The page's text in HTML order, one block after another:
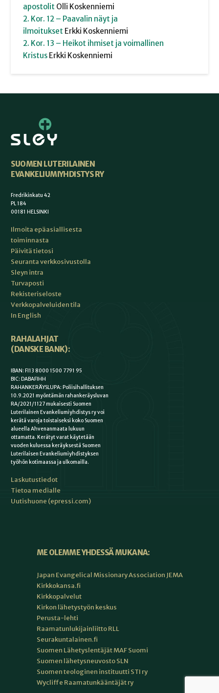
apostolit Olli Koskenniemi
2. Kor. 12 – Paavalin näyt ja
ilmoitukset Erkki Koskenniemi
2. Kor. 13 – Heikot ihmiset ja voimallinen
Kristus Erkki Koskenniemi
SUOMEN LUTERILAINEN
EVANKELIUMIYHDISTYS RY
Fredrikinkatu 42
PL 184
00181 HELSINKI
Ilmoita epäasiallisesta
toiminnasta
Päivitä tietosi
Seuranta verkkosivustolla
Sleyn intra
Turvaposti
Rekisteriseloste
Verkkopalveluiden tila
In English
RAHALAHJAT
(DANSKE BANK):
IBAN: FI13 8000 1500 7791 95
BIC: DABAFIHH
RAHANKERÄYSLUPA: Poliisihallituksen
10.9.2021 myöntämän rahankeräysluvan
RA/2021/1127 mukaisesti Suomen
Luterilainen Evankeliumiyhdistys ry voi
kerätä varoja toistaiseksi koko Suomen
alueella Ahvenanmaata lukuun
ottamatta. Kerätyt varat käytetään
vuoden kuluessa keräyksestä Suomen
Luterilaisen Evankeliumiyhdistyksen
työhön kotimaassa ja ulkomailla.
Laskutustiedot
Tietoa medialle
Uutishuone (epressi.com)
ME OLEMME YHDESSÄ MUKANA:
Japan Evangelical Missionary Association JEMA
Kirkkokansa.fi
Kirkkopalvelut
Kirkon lähetystyön keskus
Perusta-lehti
Raamatunlukijainliitto RLL
Seurakuntalainen.fi
Suomen Lähetyslentäjät MAF Suomi
Suomen lähetysneuvosto SLN
Suomen teologinen instituutti STI ry
Wycliffe Raamatunkääntäjät ry